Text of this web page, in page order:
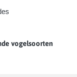
vogelsoorten